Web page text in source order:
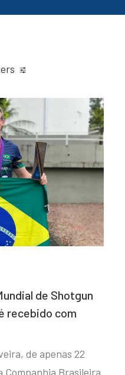
de Shotgun
recebido com
de apenas 22
Companhia Brasileira